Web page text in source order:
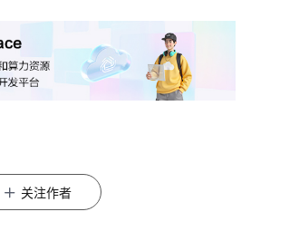
关注作者